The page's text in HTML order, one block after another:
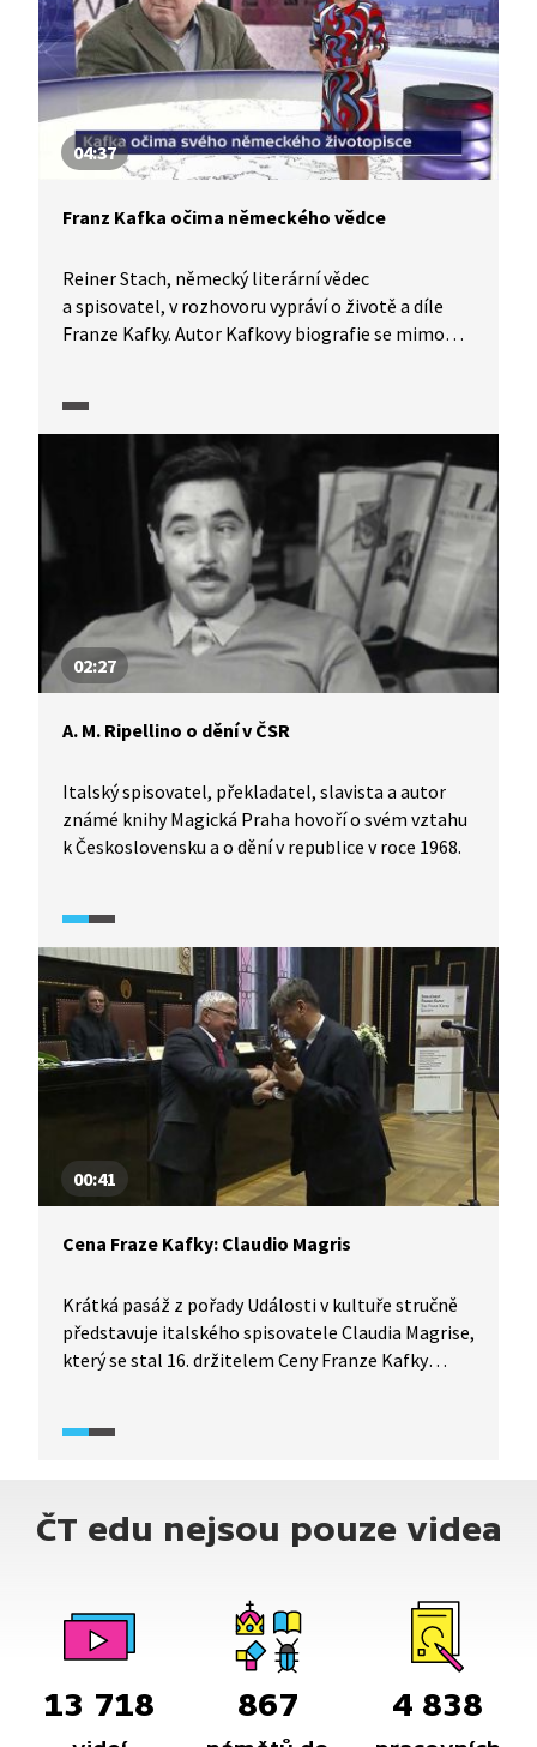
které přepravují potraviny. Zločinecké organizace
jsou podle Saviana vždy o krok napřed.
04:37
Franz Kafka očima německého vědce
Reiner Stach, německý literární vědec
a spisovatel, v rozhovoru vypráví o životě a díle
Franze Kafky. Autor Kafkovy biografie se mimo
Franze Kafky v Německu a u nás.
02:27
A. M. Ripellino o dění v ČSR
Italský spisovatel, překladatel, slavista a autor
známé knihy Magická Praha hovoří o svém vztahu
k Československu a o dění v republice v roce 1968.
00:41
Cena Fraze Kafky: Claudio Magris
Krátká pasáž z pořady Události v kultuře stručně
představuje italského spisovatele Claudia Magrise,
který se stal 16. držitelem Ceny Franze Kafky
vyjadřuje nejen k samotné ceně, ale i k osobě
ČT edu nejsou pouze videa
13 718 867 4 838